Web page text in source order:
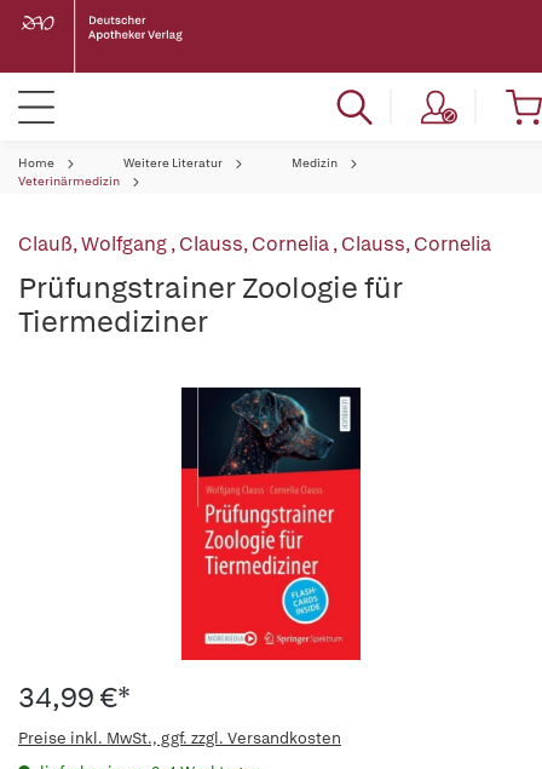
Home Weitere Literatur
Medizin
Veterinärmedizin
Clauß, Wolfgang,Clauss, Cornelia,Clauss, Cornelia
Prüfungstrainer Zoologie für
Tiermediziner
34,99 €*
Preise inkl. MwSt., ggf. zzgl. Versandkosten